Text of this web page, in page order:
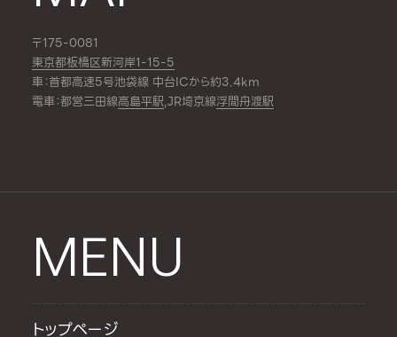
〒175-0081
東京都板橋区新河岸1-15-5
車：首都高速5号池袋線 中台ICから約3.4km
電車：都営三田線高島平駅,JR埼京線浮間舟渡駅
MENU
トップページ